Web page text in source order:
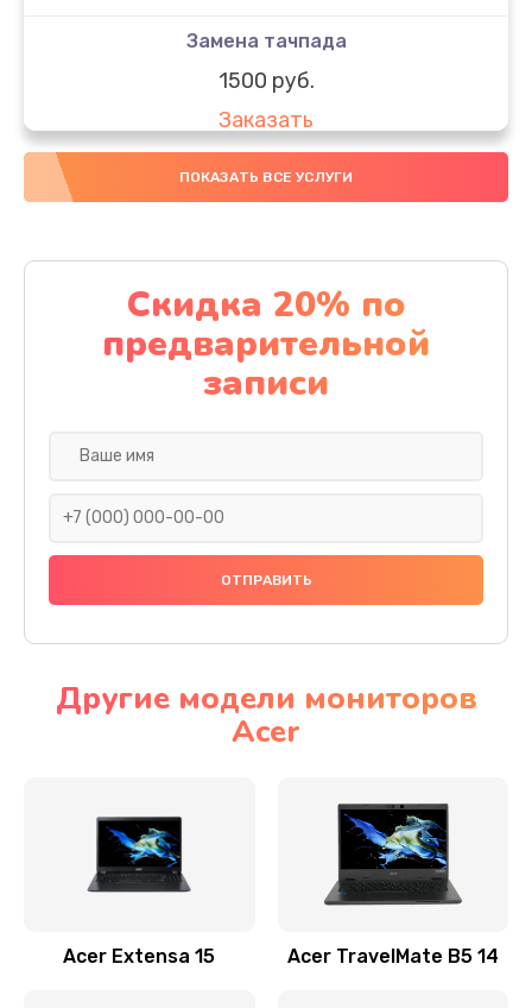
Замена тачпада
1500 руб.
Заказать
Замена южного моста
Заказать
Чистка от пыли
1060 руб.
Заказать
Ремонт подсветки
Настройка BIOS
Замена видеочипа
Заказать
ПОКАЗАТЬ ВСЕ УСЛУГИ
Скидка 20% по
предварительной
записи
Другие модели мониторов
Acer
Acer Extensa 15 Acer TravelMate B5 14